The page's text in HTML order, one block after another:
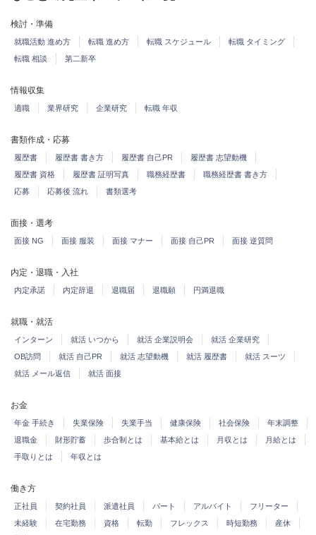
検討・準備
就職活動 進め方 転職 進め方 転職 スケジュール
転職 タイミング
転職 相談
第二新卒
情報収集
適職 業界研究 企業研究 転職 年収
書類作成・応募
履歴書 履歴書 書き方 履歴書 自己PR
履歴書 志望動機
履歴書 資格
履歴書 証明写真 職務経歴書
職務経歴書 書き方
応募
応募後 流れ 書類選考
面接・選考
面接 NG 面接 服装 面接 マナー 面接 自己PR 面接 逆質問
内定・退職・入社
内定承諾 内定辞退 退職届 退職願 円満退職
就職・就活
インターン 就活 いつから 就活 企業説明会
就活 企業研究
OB訪問
就活 自己PR 就活 志望動機 就活 履歴書
就活 スーツ
就活 メール返信
就活 面接
お金
年金 手続き 失業保険 失業手当 健康保険 社会保険
年末調整
退職金
財形貯蓄 歩合制とは 基本給とは 月収とは
月給とは
手取りとは
年収とは
働き方
正社員 契約社員 派遣社員 パート アルバイト
フリーター
未経験
在宅勤務 資格 転勤 フレックス 時短勤務
産休